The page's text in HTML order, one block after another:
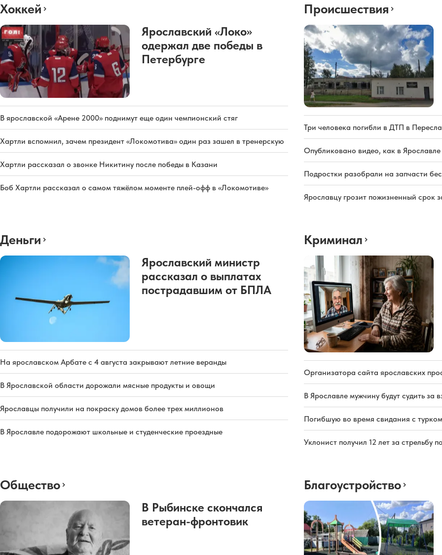
Хоккей
Ярославский «Локо»
одержал две победы в
Петербурге
В ярославской «Арене 2000» поднимут еще один чемпионский стяг
Хартли вспомнил, зачем президент «Локомотива» один раз зашел в тренерскую
Хартли рассказал о звонке Никитину после победы в Казани
Боб Хартли рассказал о самом тяжёлом моменте плей-офф в «Локомотиве»
Происшествия
Три человека погибли в ДТП в
Опубликовано видео, как в
Подростки разобрали на запчасти
Ярославцу грозит пожизненный срок
Деньги
Ярославский министр
рассказал о выплатах
пострадавшим от БПЛА
На ярославском Арбате с 4 августа закрывают летние веранды
В Ярославской области дорожали мясные продукты и овощи
Ярославцы получили на покраску домов более трех миллионов
В Ярославле подорожают школьные и студенческие проездные
Криминал
Организатора сайта ярославских
В Ярославле мужчину будут судить за
Погибшую во время свидания с
Уклонист получил 12 лет за стрельбу
Общество
В Рыбинске скончался
ветеран-фронтовик
Благоустройство